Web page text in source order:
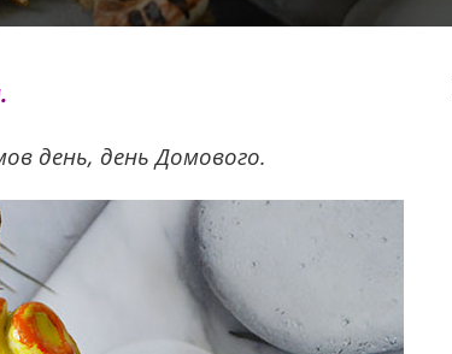
день, день Домового.